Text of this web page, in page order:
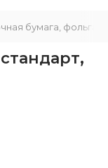
бумага, фольга